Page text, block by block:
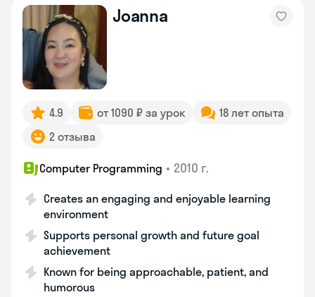
Joanna
4.9 от 1090 ₽ за урок
18 лет опыта
2 отзыва
Computer Programming • 2010 г.
Creates an engaging and enjoyable learning
environment
Supports personal growth and future goal
achievement
Known for being approachable, patient, and
humorous